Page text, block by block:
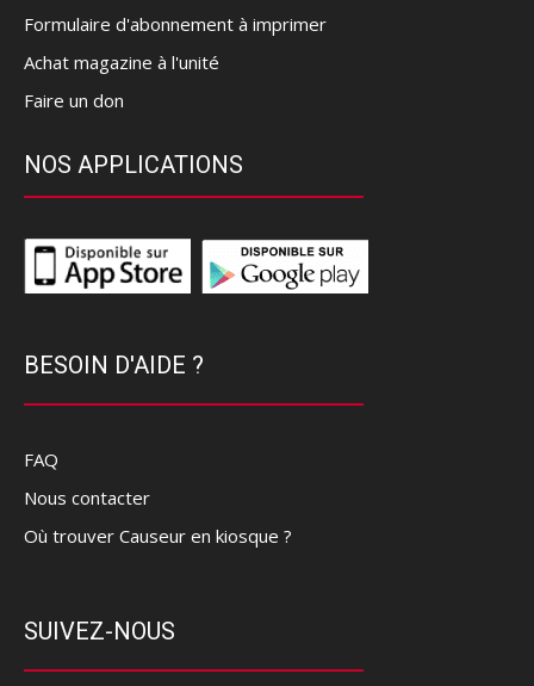
Formulaire d'abonnement à imprimer
Achat magazine à l'unité
Faire un don
NOS APPLICATIONS
BESOIN D'AIDE ?
FAQ
Nous contacter
Où trouver Causeur en kiosque ?
SUIVEZ-NOUS